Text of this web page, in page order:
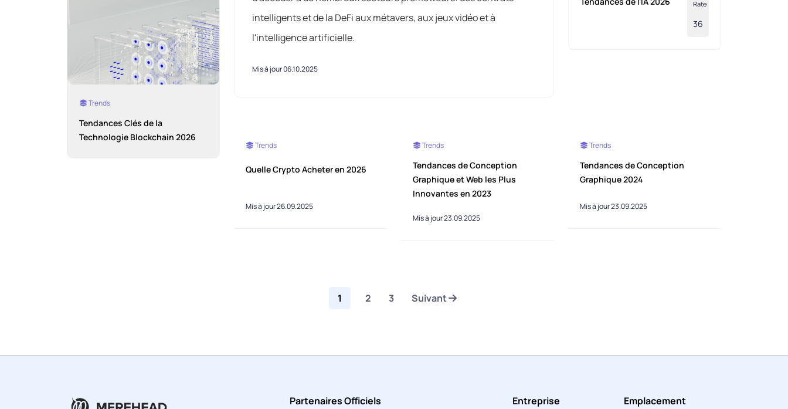
Trends
Tendances Clés de la
Technologie Blockchain 2026
intelligents et de la DeFi aux métavers, aux jeux vidéo et à
l'intelligence artificielle.
Mis à jour 06.10.2025
Rate
36
Trends
Quelle Crypto Acheter en 2026
Mis à jour 26.09.2025
Trends
Tendances de Conception
Graphique et Web les Plus
Innovantes en 2023
Mis à jour 23.09.2025
Trends
Tendances de Conception
Graphique 2024
Mis à jour 23.09.2025
1 2 3 Suivant
Partenaires Officiels Entreprise Emplacement